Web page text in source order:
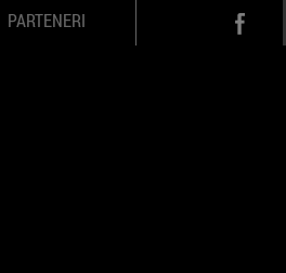
PARTENERI